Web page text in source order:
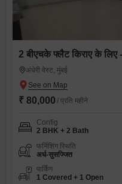
2 बीएचके फ्लैट किराए के लिए
अंधेरी वेस्ट, मुंबई
₹ 80,000 / प्रति महीने
Config
2 BHK + 2 Bath
फर्निशिंग स्थिति
अर्ध-सुसज्जित
पार्किंग
1 Covered + 1 Open